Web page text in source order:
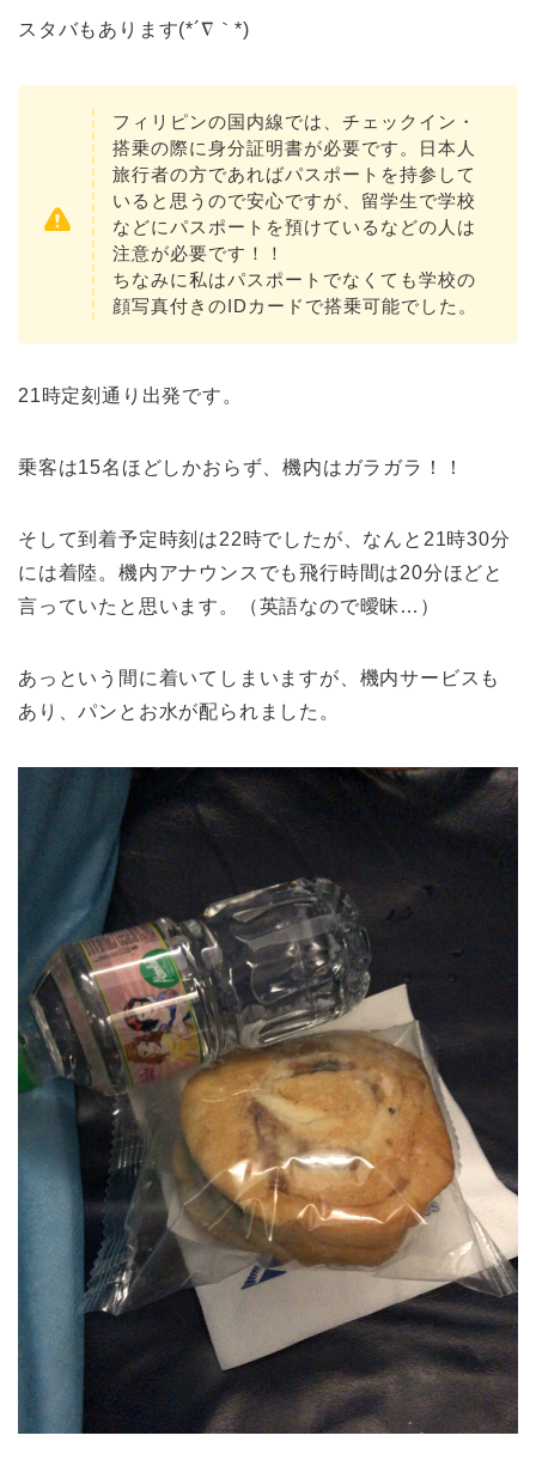
スタバもあります(*´∇｀*)
フィリピンの国内線では、チェックイン・
搭乗の際に身分証明書が必要です。日本人
旅行者の方であればパスポートを持参して
いると思うので安心ですが、留学生で学校
などにパスポートを預けているなどの人は
注意が必要です！！
ちなみに私はパスポートでなくても学校の
顔写真付きのIDカードで搭乗可能でした。
21時定刻通り出発です。
乗客は15名ほどしかおらず、機内はガラガラ！！
そして到着予定時刻は22時でしたが、なんと21時30分
には着陸。機内アナウンスでも飛行時間は20分ほどと
言っていたと思います。（英語なので曖昧…）
あっという間に着いてしまいますが、機内サービスも
あり、パンとお水が配られました。